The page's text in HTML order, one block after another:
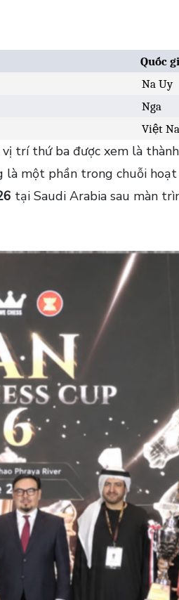
Quốc
Na Uy
Nga
Việt
trí thứ ba được xem là
một phần trong chuỗi
tại Saudi Arabia sau màn